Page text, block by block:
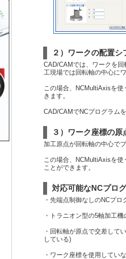
２）ワークの配置シ
CAD/CAMでは、ワークを
工現場では回転軸の中心に
この場合、NCMultiAxisを
きます。
CAD/CAMでNCプログラム
３）ワーク座標の原
加工原点が回転軸の中心で
この場合、NCMultiAxisを
ことができます。
対応可能なNCプロ
・先端点制御なしのNCプ
・トラニオン型の5軸加工
・回転軸が原点で交差して
している)
・ワーク座標を使用してい